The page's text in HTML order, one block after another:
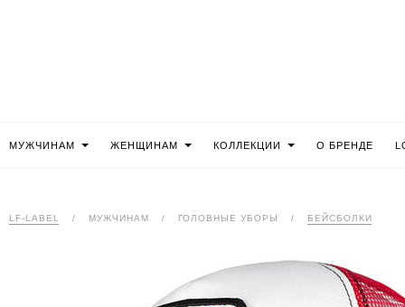
МУЖЧИНАМ ЖЕНЩИНАМ КОЛЛЕКЦИИ О БРЕНДЕ
LF-LABEL / МУЖЧИНАМ / ГОЛОВНЫЕ УБОРЫ / БЕЙСБОЛКИ